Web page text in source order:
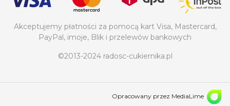
Akceptujemy płatności za pomocą kart Visa, Mastercard,
PayPal, imoje, Blik i przelewów bankowych
©2013-2024 radosc-cukiernika.pl
Opracowany przez MediaLime